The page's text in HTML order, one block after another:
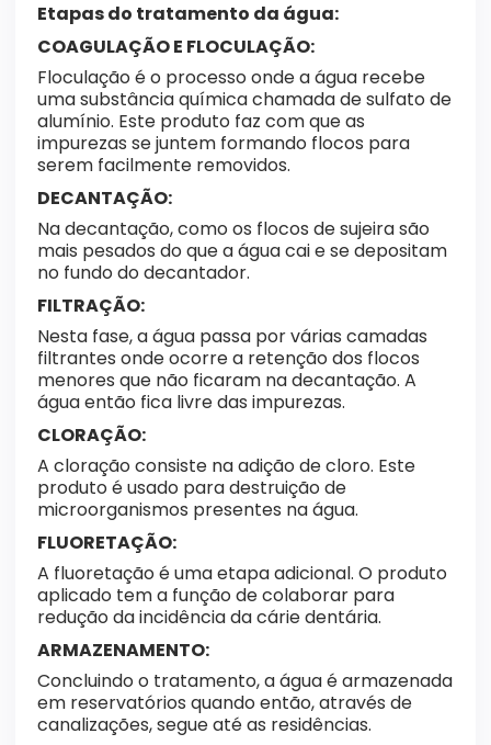
Etapas do tratamento da água:
COAGULAÇÃO E FLOCULAÇÃO:
Floculação é o processo onde a água recebe
uma substância química chamada de sulfato de
alumínio. Este produto faz com que as
impurezas se juntem formando flocos para
serem facilmente removidos.
DECANTAÇÃO:
Na decantação, como os flocos de sujeira são
mais pesados do que a água cai e se depositam
no fundo do decantador.
FILTRAÇÃO:
Nesta fase, a água passa por várias camadas
filtrantes onde ocorre a retenção dos flocos
menores que não ficaram na decantação. A
água então fica livre das impurezas.
CLORAÇÃO:
A cloração consiste na adição de cloro. Este
produto é usado para destruição de
microorganismos presentes na água.
FLUORETAÇÃO:
A fluoretação é uma etapa adicional. O produto
aplicado tem a função de colaborar para
redução da incidência da cárie dentária.
ARMAZENAMENTO:
Concluindo o tratamento, a água é armazenada
em reservatórios quando então, através de
canalizações, segue até as residências.